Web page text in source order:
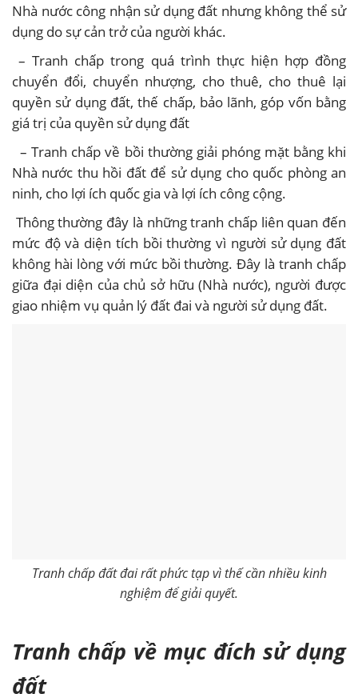
Nhà nước công nhận sử dụng đất nhưng không thể sử
dụng do sự cản trở của người khác.
– Tranh chấp trong quá trình thực hiện hợp đồng
chuyển đổi, chuyển nhượng, cho thuê, cho thuê lại
quyền sử dụng đất, thế chấp, bảo lãnh, góp vốn bằng
giá trị của quyền sử dụng đất
– Tranh chấp về bồi thường giải phóng mặt bằng khi
Nhà nước thu hồi đất để sử dụng cho quốc phòng an
ninh, cho lợi ích quốc gia và lợi ích công cộng.
Thông thường đây là những tranh chấp liên quan đến
mức độ và diện tích bồi thường vì người sử dụng đất
không hài lòng với mức bồi thường. Đây là tranh chấp
giữa đại diện của chủ sở hữu (Nhà nước), người được
giao nhiệm vụ quản lý đất đai và người sử dụng đất.
Tranh chấp đất đai rất phức tạp vì thế cần nhiều kinh
nghiệm để giải quyết.
Tranh chấp về mục đích sử dụng
đất